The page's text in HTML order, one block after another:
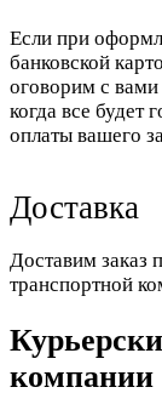
Если при
банковской
оговорим с вами
когда все будет
оплаты вашего
Доставка
Доставим заказ
транспортной
компании